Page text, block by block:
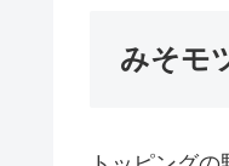
みそモ